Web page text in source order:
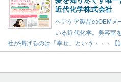
近代化学株式会社
ヘアケア製品のOEMメ
いる近代化学。美容室
社が掲げるのは「幸せ」という・・・【